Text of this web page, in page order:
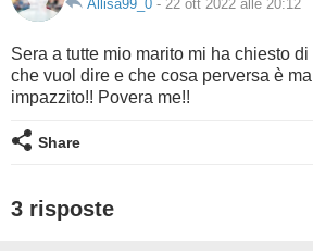
DEFINIZIONI
GASTRONOMIA
Allisa99_0 - 22 ott 2022 alle 20:12
Sera a tutte mio marito mi ha chiesto
che vuol dire e che cosa perversa è
impazzito!! Povera me!!
Share
3 risposte